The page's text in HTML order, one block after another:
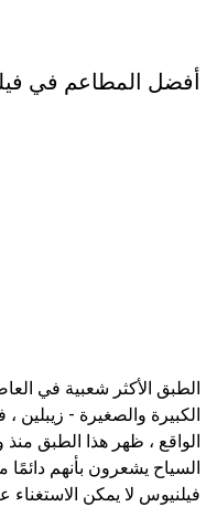
أفضل المطاعم في
الطبق الأكثر شعبية في
الكبيرة والصغيرة -
الواقع ، ظهر هذا الطبق
السياح يشعرون بأنهم
فيلنيوس لا يمكن الاستغناء